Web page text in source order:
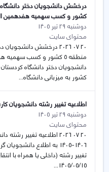
کشور و کسب سهمیه هفدهمین
دوشنبه 29 تیر 1405
محتوای سایت
20 07 2026 درخشش
منطقه ۵ کشور و کسب
کشور به میزبانی دانشگاه...
اطلاعیه تغییر رشته دانشجویان
دوشنبه 29 تیر 1405
محتوای سایت
20 07 2026 اطلاعیه
1406-1405 به اطلاع
1405/05/15...